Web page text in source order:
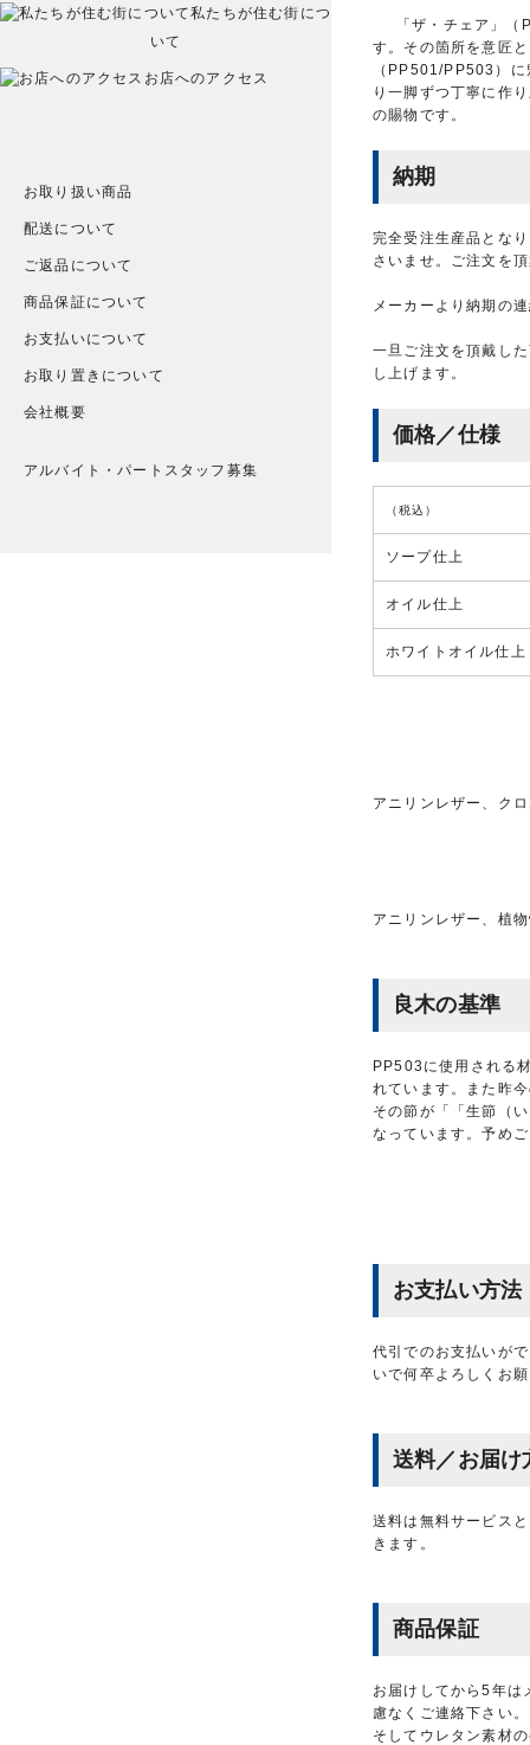
「ザ・チェア」
す。その箇所を意匠
（PP501/PP503）
り一脚ずつ丁寧に作
の賜物です。
納期
完全受注生産品とな
さいませ。ご注文を
メーカーより納期の
一旦ご注文を頂戴し
し上げます。
価格／仕様
（税込）
ソープ仕上
オイル仕上
ホワイトオイル仕上
アニリンレザー、ク
アニリンレザー、植
良木の基準
PP503に使用される
れています。また昨
その節が「「生節（
なっています。予め
お支払い方法
代引でのお支払いが
いで何卒よろしくお
送料／お届け
送料は無料サービス
きます。
商品保証
お届けしてから5年は
慮なくご連絡下さい
そしてウレタン素材
私たちが住む街につ
いて
お店へのアクセス
お取り扱い商品
配送について
ご返品について
商品保証について
お支払いについて
お取り置きについて
会社概要
アルバイト・パートスタッフ募集